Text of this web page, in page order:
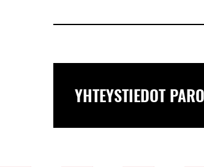
YHTEYSTIEDOT